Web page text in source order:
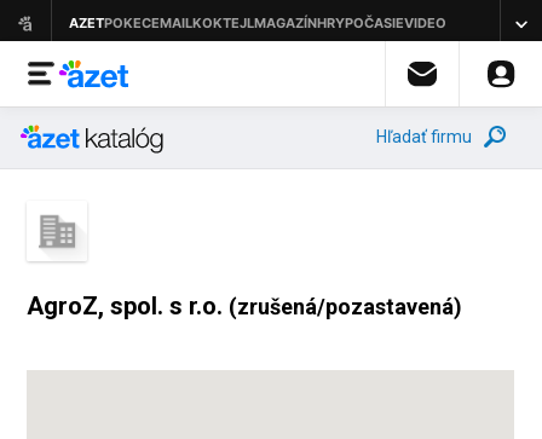
Hľadať firmu
AgroZ, spol. s r.o. (zrušená/pozastavená)